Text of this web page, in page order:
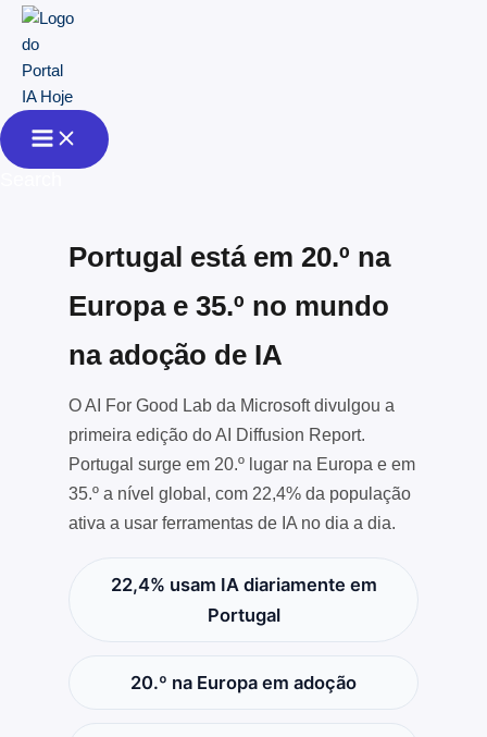
Skip to content
Portugal está em 20.º na
Europa e 35.º no mundo
na adoção de IA
O AI For Good Lab da Microsoft divulgou a
primeira edição do AI Diffusion Report.
Portugal surge em 20.º lugar na Europa e em
35.º a nível global, com 22,4% da população
ativa a usar ferramentas de IA no dia a dia.
22,4% usam IA diariamente em
Portugal
20.º na Europa em adoção